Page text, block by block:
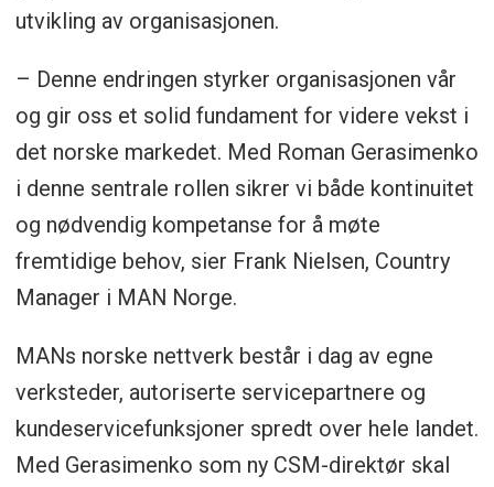
utvikling av organisasjonen.
– Denne endringen styrker organisasjonen vår
og gir oss et solid fundament for videre vekst i
det norske markedet. Med Roman Gerasimenko
i denne sentrale rollen sikrer vi både kontinuitet
og nødvendig kompetanse for å møte
fremtidige behov, sier Frank Nielsen, Country
Manager i MAN Norge.
MANs norske nettverk består i dag av egne
verksteder, autoriserte servicepartnere og
kundeservicefunksjoner spredt over hele landet.
Med Gerasimenko som ny CSM-direktør skal